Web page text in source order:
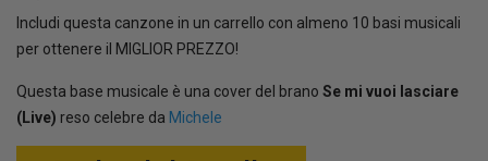
Includi questa canzone in un carrello con almeno 10 basi musicali
per ottenere il MIGLIOR PREZZO!
Questa base musicale è una cover del brano Se mi vuoi lasciare
(Live) reso celebre da Michele